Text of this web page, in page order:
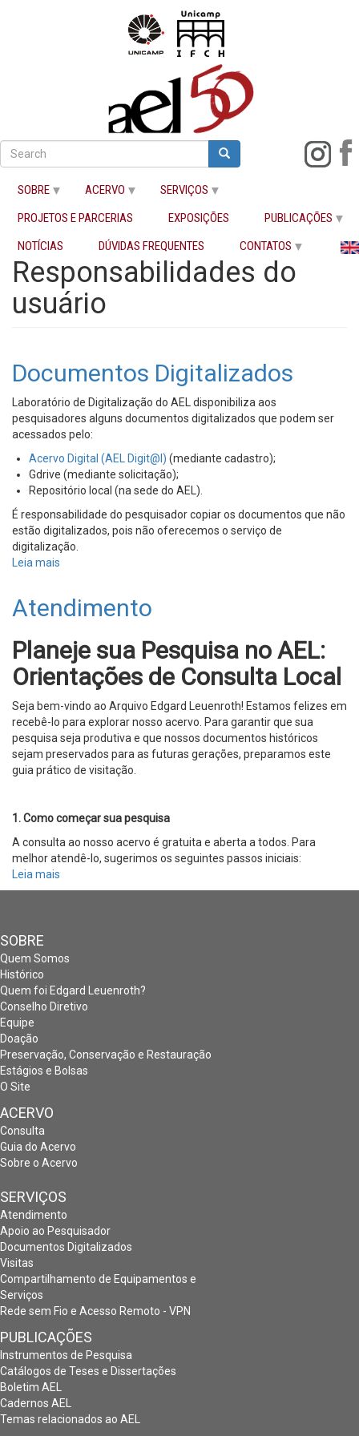
para
principal
Buscar
Search Search
SOBRE ACERVO
SERVIÇOS
PROJETOS E PARCERIAS
EXPOSIÇÕES
PUBLICAÇÕES
NOTÍCIAS
DÚVIDAS FREQUENTES CONTATOS
Responsabilidades do usuário
Responsabilidades do
usuário
Documentos Digitalizados
Laboratório de Digitalização do AEL disponibiliza aos
pesquisadores alguns documentos digitalizados que podem ser
acessados pelo:
Acervo Digital (AEL Digit@l) (mediante cadastro);
Gdrive (mediante solicitação);
Repositório local (na sede do AEL).
É responsabilidade do pesquisador copiar os documentos que não
estão digitalizados, pois não oferecemos o serviço de
digitalização.
Leia mais
Atendimento
Planeje sua Pesquisa no AEL:
Orientações de Consulta Local
Seja bem-vindo ao Arquivo Edgard Leuenroth! Estamos felizes em
recebê-lo para explorar nosso acervo. Para garantir que sua
pesquisa seja produtiva e que nossos documentos históricos
sejam preservados para as futuras gerações, preparamos este
guia prático de visitação.
1. Como começar sua pesquisa
A consulta ao nosso acervo é gratuita e aberta a todos. Para
melhor atendê-lo, sugerimos os seguintes passos iniciais:
Leia mais
Atendimento
SOBRE
Quem Somos
Histórico
Quem foi Edgard Leuenroth?
Conselho Diretivo
Equipe
Doação
Preservação, Conservação e Restauração
Estágios e Bolsas
O Site
ACERVO
Consulta
Guia do Acervo
Sobre o Acervo
SERVIÇOS
Atendimento
Apoio ao Pesquisador
Documentos Digitalizados
Visitas
Compartilhamento de Equipamentos e
Serviços
Rede sem Fio e Acesso Remoto - VPN
PUBLICAÇÕES
Instrumentos de Pesquisa
Catálogos de Teses e Dissertações
Boletim AEL
Cadernos AEL
Temas relacionados ao AEL